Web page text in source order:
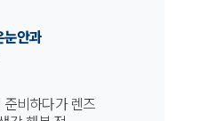
안과
비하다가 렌즈